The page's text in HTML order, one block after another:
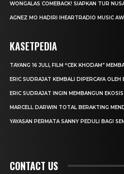
WONGALAS COMEBACK! SIAPKAN TUR
AGNEZ MO HADIRI IHEARTRADIO MUSIC
KASETPEDIA
TAYANG 16 JULI, FILM “CEK KHODAM”
ERIC SUDRAJAT KEMBALI DIPERCAYA
ERIC SUDRAJAT INGIN MEMBANGUN
MARCELL DARWIN TOTAL BERAKTING
YAYASAN PERMATA SANNY PEDULI BAGI
CONTACT US